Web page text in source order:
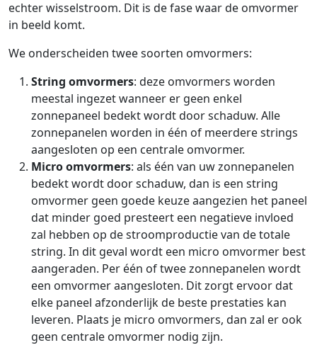
echter wisselstroom. Dit is de fase waar de omvormer
in beeld komt.
We onderscheiden twee soorten omvormers:
String omvormers: deze omvormers worden
meestal ingezet wanneer er geen enkel
zonnepaneel bedekt wordt door schaduw. Alle
zonnepanelen worden in één of meerdere strings
aangesloten op een centrale omvormer.
Micro omvormers: als één van uw zonnepanelen
bedekt wordt door schaduw, dan is een string
omvormer geen goede keuze aangezien het paneel
dat minder goed presteert een negatieve invloed
zal hebben op de stroomproductie van de totale
string. In dit geval wordt een micro omvormer best
aangeraden. Per één of twee zonnepanelen wordt
een omvormer aangesloten. Dit zorgt ervoor dat
elke paneel afzonderlijk de beste prestaties kan
leveren. Plaats je micro omvormers, dan zal er ook
geen centrale omvormer nodig zijn.